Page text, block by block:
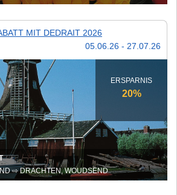
MIT DEDRAIT 2026
05.06.26 - 27.07.26
ERSPARNIS
20%
⇨ DRACHTEN, WOUDSEND